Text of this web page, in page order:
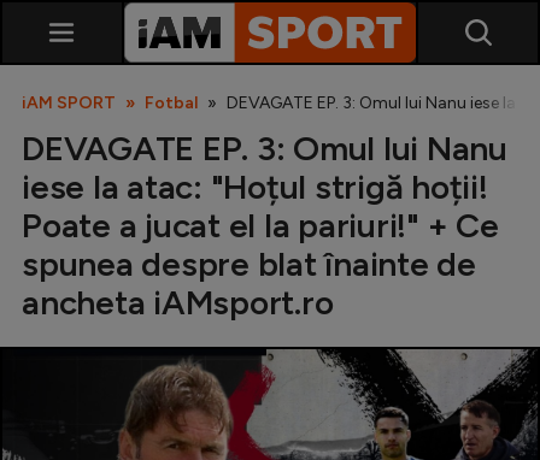
SuperLiga
Liga 2
Cupa României
Echipa Națională
iAM SPORT Fotbal DEVAGATE EP. 3: Omul lui Nanu iese
DEVAGATE EP. 3: Omul lui Nanu
iese la atac: "Hoțul strigă hoții!
Poate a jucat el la pariuri!" + Ce
spunea despre blat înainte de
ancheta iAMsport.ro